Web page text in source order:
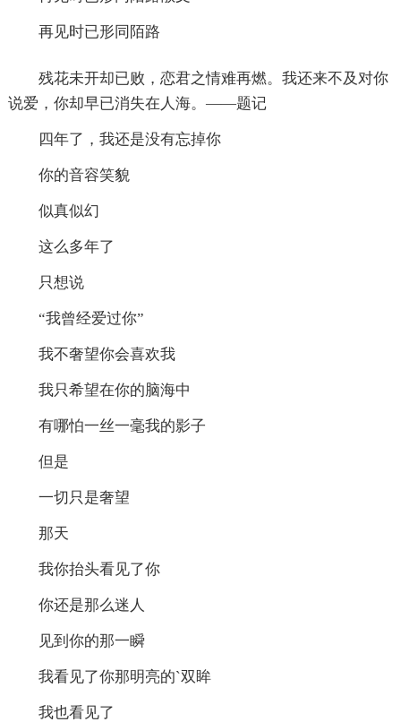
再见时已形同陌路
残花未开却已败，恋君之情难再燃。我还来不及对你
说爱，你却早已消失在人海。——题记
四年了，我还是没有忘掉你
你的音容笑貌
似真似幻
这么多年了
只想说
“我曾经爱过你”
我不奢望你会喜欢我
我只希望在你的脑海中
有哪怕一丝一毫我的影子
但是
一切只是奢望
那天
我你抬头看见了你
你还是那么迷人
见到你的那一瞬
我看见了你那明亮的`双眸
我也看见了